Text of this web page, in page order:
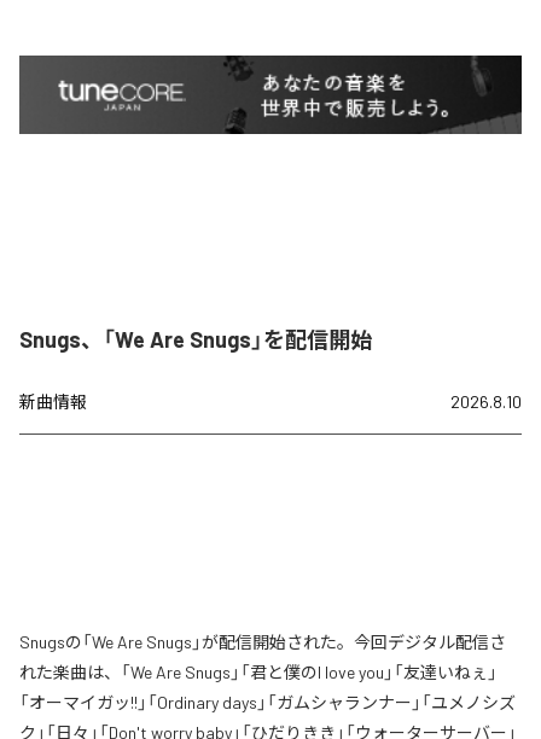
Snugs、「We Are Snugs」を配信開始
新曲情報 2026.8.10
Snugsの「We Are Snugs」が配信開始された。今回デジタル配信さ
れた楽曲は、「We Are Snugs」「君と僕のI love you」「友達いねぇ」
「オーマイガッ!!」「Ordinary days」「ガムシャランナー」「ユメノシズ
ク」「日々」「Don't worry baby」「ひだりきき」「ウォーターサーバー」